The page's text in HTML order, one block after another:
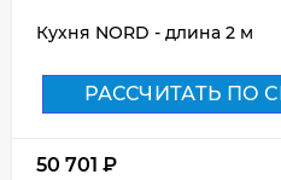
Кухня NORD - длина 2 м
РАССЧИТАТЬ ПО
50 701 ₽